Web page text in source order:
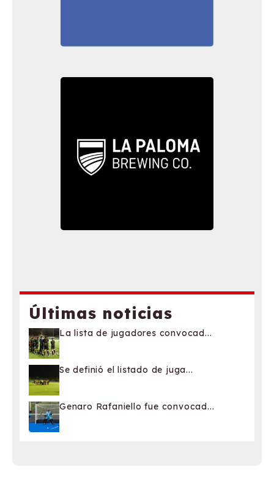
Últimas noticias
La lista de jugadores convocad...
Se definió el listado de juga...
Genaro Rafaniello fue convocad...